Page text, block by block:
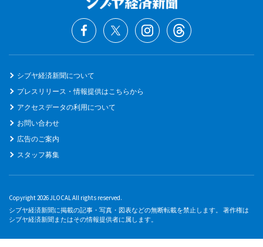
シブヤ経済新聞について
プレスリリース・情報提供はこちらから
アクセスデータの利用について
お問い合わせ
広告のご案内
スタッフ募集
Copyright 2026 JLOCAL All rights reserved.
シブヤ経済新聞に掲載の記事・写真・図表などの無断転載を禁止します。 著作権は
シブヤ経済新聞またはその情報提供者に属します。